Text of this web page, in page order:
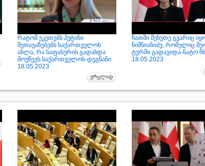
რატომ უკეთებს პუტინი
შეთავაზებებს საქართველოს
ახლა, რა საფასურის გადახდა
მოუწევს საქართველოს-დეგნანი
18.05.2023
ჩათში მეხუთე გვარიც
ნიშნიანიძე, რომელიც
ტურში გადავიდა-ნატო
18.05.2023